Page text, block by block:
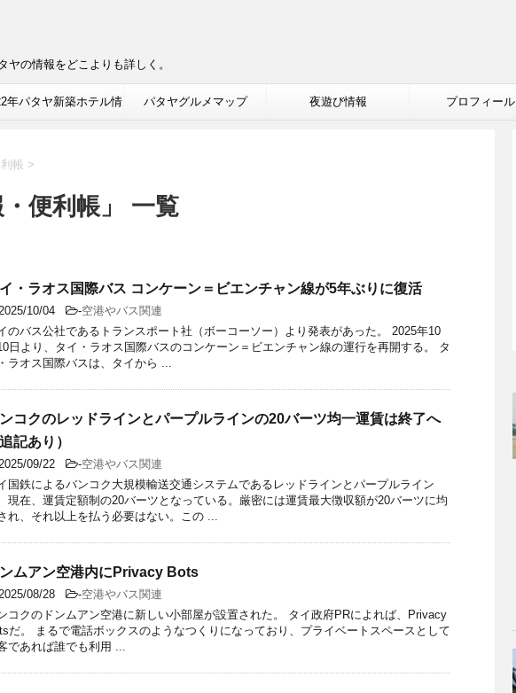
の情報をどこよりも詳しく。
年パタヤ新築ホテル情 パタヤグルメマップ 夜遊び情報 プロフィール
帳 >
・便利帳」 一覧
・ラオス国際バス コンケーン＝ビエンチャン線が5年ぶりに復活
10/04 -空港やバス関連
のバス公社であるトランスポート社（ボーコーソー）より発表があった。 2025年10
日より、タイ・ラオス国際バスのコンケーン＝ビエンチャン線の運行を再開する。 タ
ラオス国際バスは、タイから ...
コクのレッドラインとパープルラインの20バーツ均一運賃は終了へ
追記あり）
09/22 -空港やバス関連
国鉄によるバンコク大規模輸送交通システムであるレッドラインとパープルライン
現在、運賃定額制の20バーツとなっている。厳密には運賃最大徴収額が20バーツに均
れ、それ以上を払う必要はない。この ...
ンムアン空港内にPrivacy Bots
08/28 -空港やバス関連
コクのドンムアン空港に新しい小部屋が設置された。 タイ政府PRによれば、Privacy
だ。 まるで電話ボックスのようなつくりになっており、プライベートスペースとして
であれば誰でも利用 ...